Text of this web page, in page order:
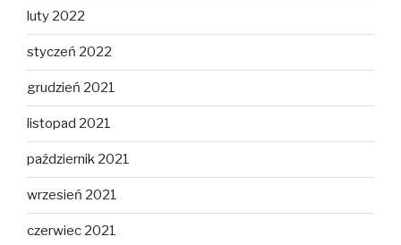
luty 2022
styczeń 2022
grudzień 2021
listopad 2021
październik 2021
wrzesień 2021
czerwiec 2021